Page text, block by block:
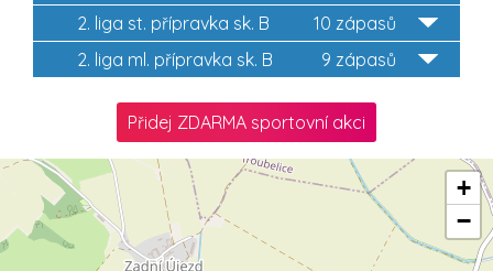
10 zápasů
2. liga st. přípravka sk. B
9 zápasů
2. liga ml. přípravka sk. B
Přidej ZDARMA sportovní akci
+
−